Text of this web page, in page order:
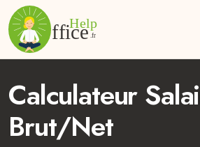
Calculateur
Brut/Net